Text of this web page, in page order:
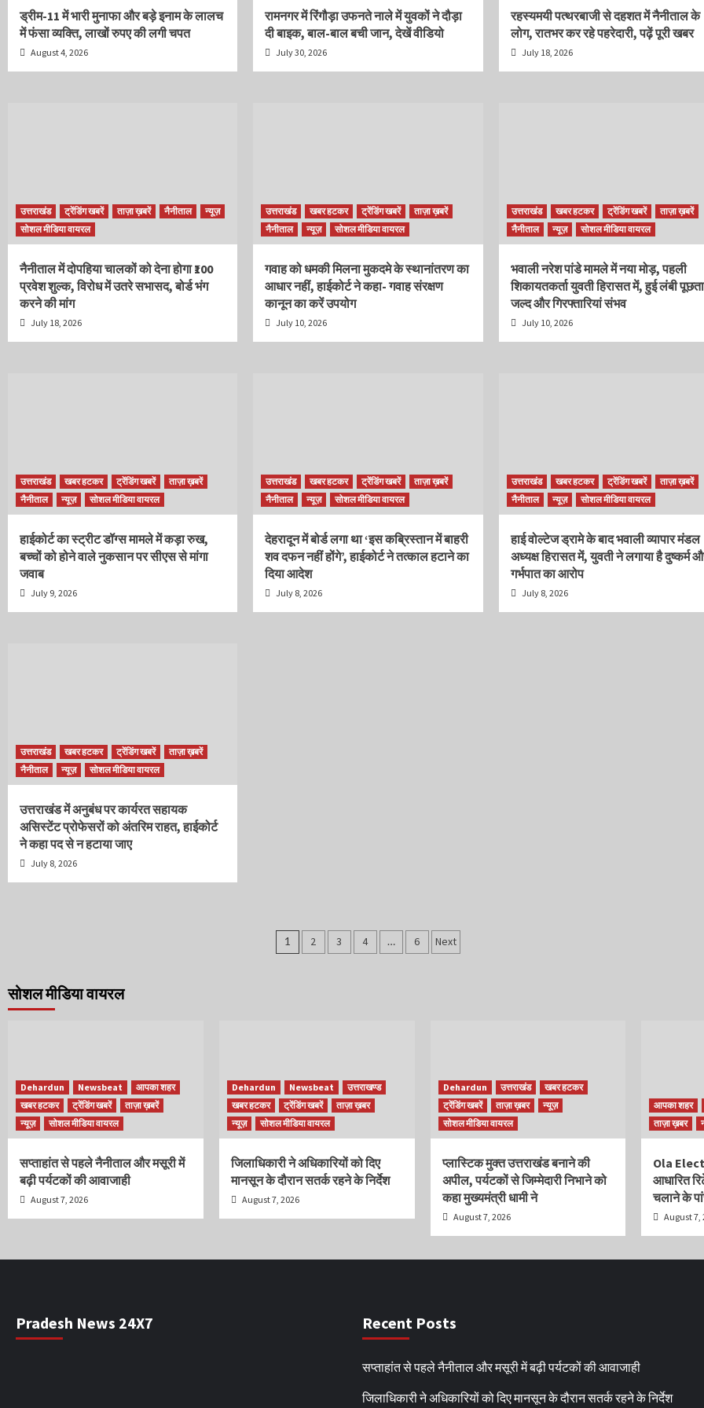
ड्रीम-11 में भारी मुनाफा और बड़े इनाम के लालच
में फंसा व्यक्ति, लाखों रुपए की लगी चपत
August 4, 2026
रामनगर में रिंगौड़ा उफनते नाले में युवकों ने दौड़ा
दी बाइक, बाल-बाल बची जान, देखें वीडियो
July 30, 2026
रहस्यमयी पत्थरबाजी से दहशत में नैनीताल के
लोग, रातभर कर रहे पहरेदारी, पढ़ें पूरी खबर
July 18, 2026
उत्तराखंड ट्रेंडिंग खबरें ताज़ा ख़बरें नैनीताल
न्यूज़
सोशल मीडिया वायरल
नैनीताल में दोपहिया चालकों को देना होगा ₹100
प्रवेश शुल्क, विरोध में उतरे सभासद, बोर्ड भंग
करने की मांग
July 18, 2026
उत्तराखंड खबर हटकर ट्रेंडिंग खबरें
ताज़ा ख़बरें
नैनीताल
न्यूज़ सोशल मीडिया वायरल
गवाह को धमकी मिलना मुकदमे के स्थानांतरण का
आधार नहीं, हाईकोर्ट ने कहा- गवाह संरक्षण
कानून का करें उपयोग
July 10, 2026
उत्तराखंड खबर हटकर ट्रेंडिंग खबरें
ताज़ा ख़बरें
नैनीताल
न्यूज़ सोशल मीडिया वायरल
भवाली नरेश पांडे मामले में नया मोड़, पहली
शिकायतकर्ता युवती हिरासत में, हुई लंबी
जल्द और गिरफ्तारियां संभव
July 10, 2026
उत्तराखंड खबर हटकर ट्रेंडिंग खबरें
ताज़ा ख़बरें
नैनीताल
न्यूज़ सोशल मीडिया वायरल
हाईकोर्ट का स्ट्रीट डॉग्स मामले में कड़ा रुख,
बच्चों को होने वाले नुकसान पर सीएस से मांगा
जवाब
July 9, 2026
उत्तराखंड खबर हटकर ट्रेंडिंग खबरें
ताज़ा ख़बरें
नैनीताल
न्यूज़ सोशल मीडिया वायरल
देहरादून में बोर्ड लगा था ‘इस कब्रिस्तान में बाहरी
शव दफन नहीं होंगे’, हाईकोर्ट ने तत्काल हटाने का
दिया आदेश
July 8, 2026
उत्तराखंड खबर हटकर ट्रेंडिंग खबरें
ताज़ा ख़बरें
नैनीताल
न्यूज़ सोशल मीडिया वायरल
हाई वोल्टेज ड्रामे के बाद भवाली व्यापार मंडल
अध्यक्ष हिरासत में, युवती ने लगाया है दुष्कर्म
गर्भपात का आरोप
July 8, 2026
उत्तराखंड खबर हटकर ट्रेंडिंग खबरें
ताज़ा ख़बरें
नैनीताल
न्यूज़ सोशल मीडिया वायरल
उत्तराखंड में अनुबंध पर कार्यरत सहायक
असिस्टेंट प्रोफेसरों को अंतरिम राहत, हाईकोर्ट
ने कहा पद से न हटाया जाए
July 8, 2026
Posts
1 2 3 4 … 6 Next
सोशल मीडिया वायरल
Dehardun Newsbeat
आपका शहर
खबर हटकर
ट्रेंडिंग खबरें
ताज़ा ख़बरें
न्यूज़
सोशल मीडिया वायरल
सप्ताहांत से पहले नैनीताल और मसूरी में
बढ़ी पर्यटकों की आवाजाही
August 7, 2026
Dehardun Newsbeat
उत्तराखण्ड
खबर हटकर
ट्रेंडिंग खबरें
ताज़ा ख़बर
न्यूज़
सोशल मीडिया वायरल
जिलाधिकारी ने अधिकारियों को दिए
मानसून के दौरान सतर्क रहने के निर्देश
August 7, 2026
Dehardun उत्तराखंड
खबर हटकर
ट्रेंडिंग खबरें
ताज़ा ख़बर
न्यूज़
सोशल मीडिया वायरल
प्लास्टिक मुक्त उत्तराखंड बनाने की
अपील, पर्यटकों से जिम्मेदारी निभाने को
कहा मुख्यमंत्री धामी ने
August 7, 2026
आपका शहर
ताज़ा ख़बर
Ola
आधारित
चलाने के
August 7,
Pradesh News 24X7 Recent Posts
सप्ताहांत से पहले नैनीताल और मसूरी में बढ़ी पर्यटकों की आवाजाही
जिलाधिकारी ने अधिकारियों को दिए मानसून के दौरान सतर्क रहने के निर्देश